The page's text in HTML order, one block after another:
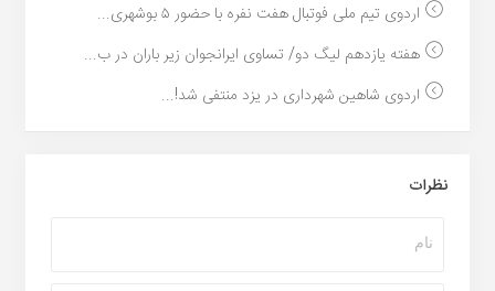
اردوی تیم ملی فوتبال هفت نفره با حضور ۵ بوشهری...
هفته یازدهم لیگ دو/ تساوی ایرانجوان زیر باران در ب...
اردوی شاهین شهرداری در یزد منتفی شد!...
نظرات